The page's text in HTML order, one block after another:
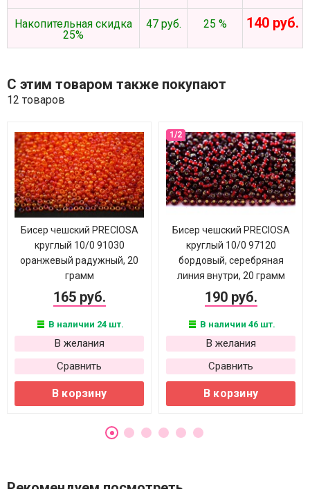
Накопительная скидка
25%
47 руб. 25 % 140 руб.
С этим товаром также покупают
12 товаров
Бисер чешский PRECIOSA
круглый 10/0 91030
оранжевый радужный, 20
грамм
165 руб.
В наличии 24 шт.
В желания
Сравнить
В корзину
Бисер чешский PRECIOSA
круглый 10/0 97120
бордовый, серебряная
линия внутри, 20 грамм
190 руб.
В наличии 46 шт.
В желания
Сравнить
В корзину